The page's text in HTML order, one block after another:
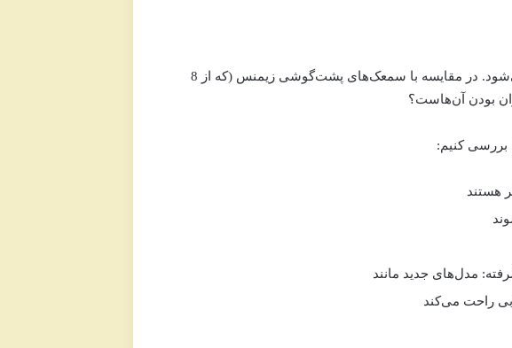
این قیمت‌ها برای یک عدد سمعک است و اگر به جفت سمعک نیاز داشته باشید، هزینه دو برابر می‌شود. در مقایسه با سمعک‌های پشت‌گوشی زیمنس (که از 8
بودن آن‌هاست؟
بررسی کنیم: